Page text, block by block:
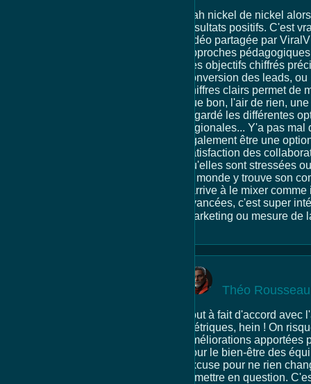
Bah nickel de nickel
résultats positifs. C'est
vidéo partagée par
approches
des objectifs chiffrés
conversion des leads,
chiffres clairs permet
que bon, l'air de rien,
regardé les différentes
régionales... Y'a pas
également être une
satisfaction des
qu'elles sont stressées
le monde y trouve son
j'arrive à le mixer
avancées, c'est super
marketing ou mesure
Théo Rousseau
Tout à fait d'accord
métriques, hein ! On
améliorations
pour le bien-être des
excuse pour ne rien
remettre en question.